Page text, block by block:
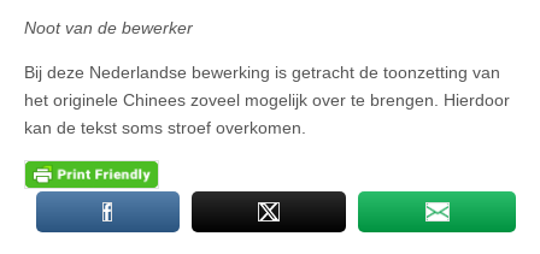
Noot van de bewerker
Bij deze Nederlandse bewerking is getracht de toonzetting van
het originele Chinees zoveel mogelijk over te brengen. Hierdoor
kan de tekst soms stroef overkomen.